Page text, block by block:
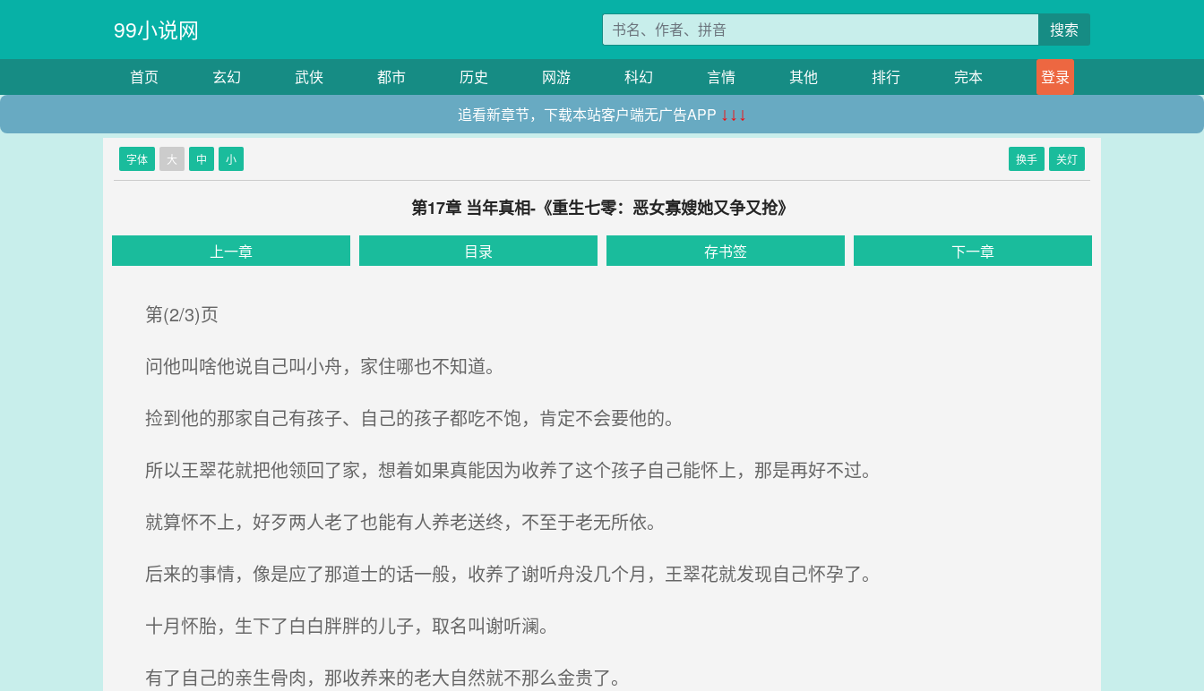
99小说网 搜索
首页 玄幻 武侠 都市 历史 网游 科幻 言情 其他 排行 完本
登录
追看新章节，下载本站客户端无广告APP ↓↓↓
字体 大 中 小 换手 关灯
第17章 当年真相-《重生七零：恶女寡嫂她又争又抢》
上一章 目录 存书签 下一章
第(2/3)页
问他叫啥他说自己叫小舟，家住哪也不知道。
捡到他的那家自己有孩子、自己的孩子都吃不饱，肯定不会要他的。
所以王翠花就把他领回了家，想着如果真能因为收养了这个孩子自己能怀上，那是再好不过。
就算怀不上，好歹两人老了也能有人养老送终，不至于老无所依。
后来的事情，像是应了那道士的话一般，收养了谢听舟没几个月，王翠花就发现自己怀孕了。
十月怀胎，生下了白白胖胖的儿子，取名叫谢听澜。
有了自己的亲生骨肉，那收养来的老大自然就不那么金贵了。